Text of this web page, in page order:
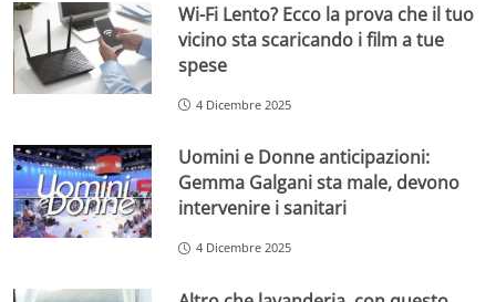
Wi-Fi Lento? Ecco la prova che il tuo
vicino sta scaricando i film a tue
spese
4 Dicembre 2025
Uomini e Donne anticipazioni:
Gemma Galgani sta male, devono
intervenire i sanitari
4 Dicembre 2025